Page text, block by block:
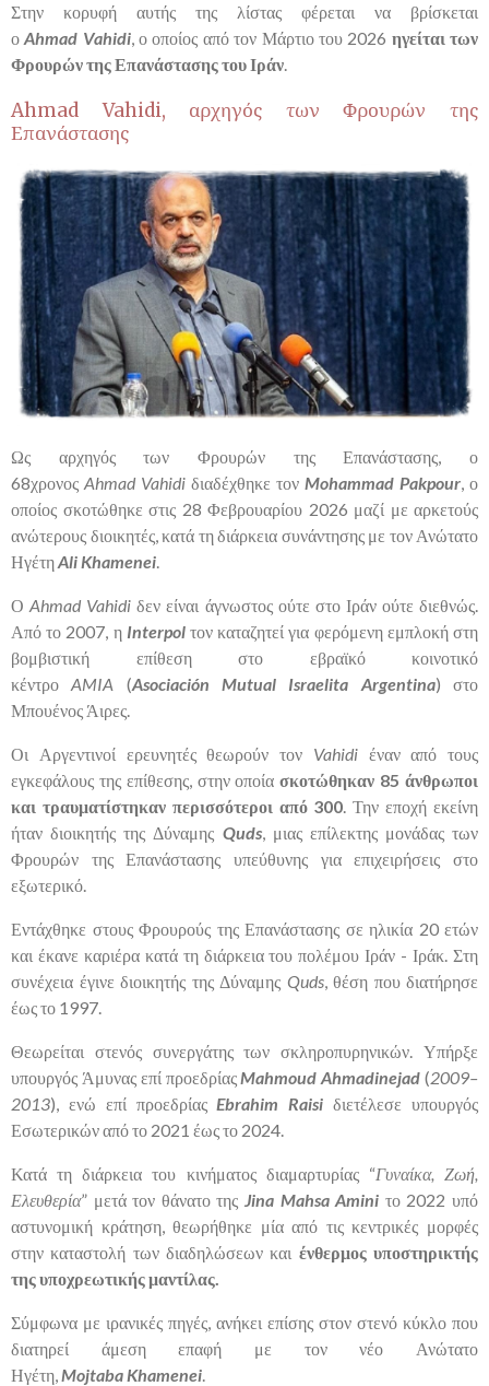
Στην κορυφή αυτής της λίστας φέρεται να βρίσκεται
ο Ahmad Vahidi, ο οποίος από τον Μάρτιο του 2026 ηγείται των
Φρουρών της Επανάστασης του Ιράν.
Ahmad Vahidi, αρχηγός των Φρουρών της
Επανάστασης
Ως αρχηγός των Φρουρών της Επανάστασης, ο
68χρονος Ahmad Vahidi διαδέχθηκε τον Mohammad Pakpour, ο
οποίος σκοτώθηκε στις 28 Φεβρουαρίου 2026 μαζί με αρκετούς
ανώτερους διοικητές, κατά τη διάρκεια συνάντησης με τον Ανώτατο
ΗγέτηAliKhamenei.
Ο Ahmad Vahidi δεν είναι άγνωστος ούτε στο Ιράν ούτε διεθνώς.
Από το 2007, η Interpol τον καταζητεί για φερόμενη εμπλοκή στη
βομβιστική επίθεση στο εβραϊκό κοινοτικό
κέντρο AMIA (Asociación Mutual Israelita Argentina) στο
Μπουένος Άιρες.
Οι Αργεντινοί ερευνητές θεωρούν τον Vahidi έναν από τους
εγκεφάλους της επίθεσης, στην οποία σκοτώθηκαν 85 άνθρωποι
και τραυματίστηκαν περισσότεροι από 300. Την εποχή εκείνη
ήταν διοικητής της Δύναμης Quds, μιας επίλεκτης μονάδας των
Φρουρών της Επανάστασης υπεύθυνης για επιχειρήσεις στο
εξωτερικό.
Εντάχθηκε στους Φρουρούς της Επανάστασης σε ηλικία 20 ετών
και έκανε καριέρα κατά τη διάρκεια του πολέμου Ιράν - Ιράκ. Στη
συνέχεια έγινε διοικητής της Δύναμης Quds, θέση που διατήρησε
έως το 1997.
Θεωρείται στενός συνεργάτης των σκληροπυρηνικών. Υπήρξε
υπουργός Άμυνας επί προεδρίας Mahmoud Ahmadinejad (2009–
2013), ενώ επί προεδρίας Ebrahim Raisi διετέλεσε υπουργός
Εσωτερικών από το 2021 έως το 2024.
Κατά τη διάρκεια του κινήματος διαμαρτυρίας “Γυναίκα, Ζωή,
Ελευθερία” μετά τον θάνατο της Jina Mahsa Amini το 2022 υπό
αστυνομική κράτηση, θεωρήθηκε μία από τις κεντρικές μορφές
στην καταστολή των διαδηλώσεων και ένθερμος υποστηρικτής
της υποχρεωτικής μαντίλας.
Σύμφωνα με ιρανικές πηγές, ανήκει επίσης στον στενό κύκλο που
διατηρεί άμεση επαφή με τον νέο Ανώτατο
Ηγέτη,MojtabaKhamenei.